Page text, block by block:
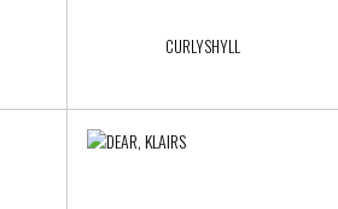
CURLYSHYLL